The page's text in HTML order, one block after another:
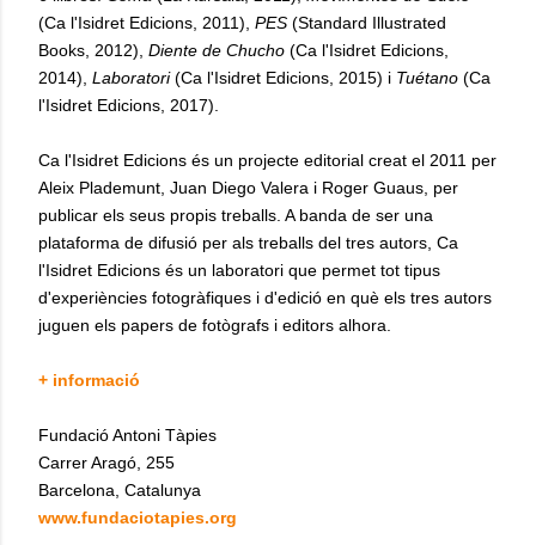
(Ca l'Isidret Edicions, 2011), PES (Standard Illustrated
Books, 2012), Diente de Chucho (Ca l'Isidret Edicions,
2014), Laboratori(Ca l'Isidret Edicions, 2015) i Tuétano (Ca
l'Isidret Edicions, 2017).
Ca l'Isidret Edicions és un projecte editorial creat el 2011 per
Aleix Plademunt, Juan Diego Valera i Roger Guaus, per
publicar els seus propis treballs. A banda de ser una
plataforma de difusió per als treballs del tres autors, Ca
l'Isidret Edicions és un laboratori que permet tot tipus
d'experiències fotogràfiques i d'edició en què els tres autors
juguen els papers de fotògrafs i editors alhora.
+ informació
Fundació Antoni Tàpies
Carrer Aragó, 255
Barcelona, Catalunya
www.fundaciotapies.org